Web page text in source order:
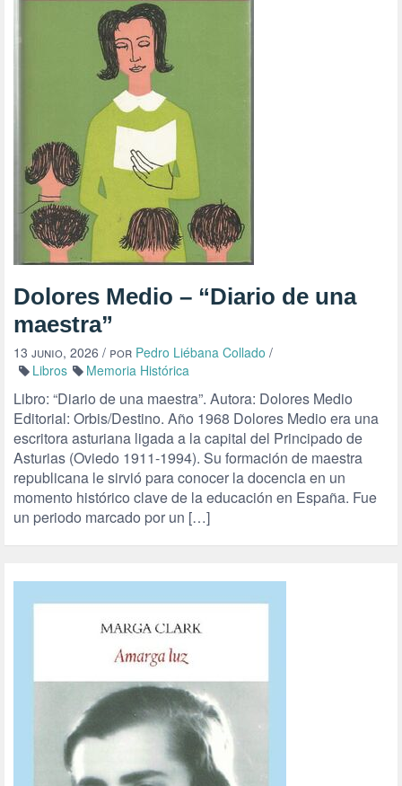
Dolores Medio – “Diario de una
maestra”
13 junio, 2026 / por Pedro Liébana Collado /
Libros
Memoria Histórica
Libro: “Diario de una maestra”. Autora: Dolores Medio
Editorial: Orbis/Destino. Año 1968 Dolores Medio era una
escritora asturiana ligada a la capital del Principado de
Asturias (Oviedo 1911-1994). Su formación de maestra
republicana le sirvió para conocer la docencia en un
momento histórico clave de la educación en España. Fue
un periodo marcado por un […]